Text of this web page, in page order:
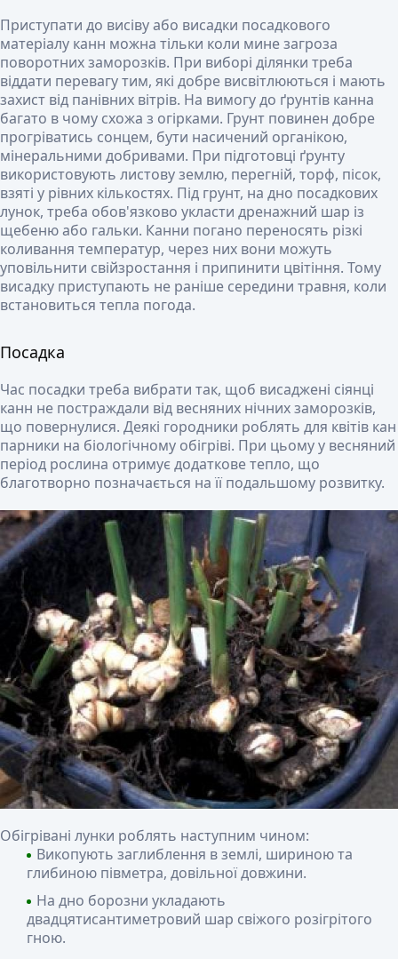
Приступати до висіву або висадки посадкового
матеріалу канн можна тільки коли мине загроза
поворотних заморозків. При виборі ділянки треба
віддати перевагу тим, які добре висвітлюються і мають
захист від панівних вітрів. На вимогу до ґрунтів канна
багато в чому схожа з огірками. Грунт повинен добре
прогріватись сонцем, бути насичений органікою,
мінеральними добривами. При підготовці ґрунту
використовують листову землю, перегній, торф, пісок,
взяті у рівних кількостях. Під грунт, на дно посадкових
лунок, треба обов'язково укласти дренажний шар із
щебеню або гальки. Канни погано переносять різкі
коливання температур, через них вони можуть
уповільнити свійзростання і припинити цвітіння. Тому
висадку приступають не раніше середини травня, коли
встановиться тепла погода.
Посадка
Час посадки треба вибрати так, щоб висаджені сіянці
канн не постраждали від весняних нічних заморозків,
що повернулися. Деякі городники роблять для квітів кан
парники на біологічному обігріві. При цьому у весняний
період рослина отримує додаткове тепло, що
благотворно позначається на її подальшому розвитку.
Обігрівані лунки роблять наступним чином:
Викопують заглиблення в землі, шириною та
глибиною півметра, довільної довжини.
На дно борозни укладають
двадцятисантиметровий шар свіжого розігрітого
гною.